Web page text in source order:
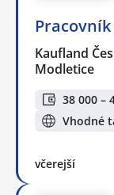
Kaufland
Modletice
38 000 –
Vhodné
včerejší